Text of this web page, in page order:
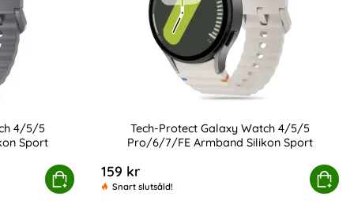
4/5/5
Sport
Köp
4/5/5 Pro/6/7/FE Armband Silikon Sport
Tech-Protect Galaxy Watch 4/5/5
Pro/6/7/FE Armband Silikon Sport
159 kr
Snart slutsåld!
Köp
Tech-Protect Galaxy Watch 4/5/5